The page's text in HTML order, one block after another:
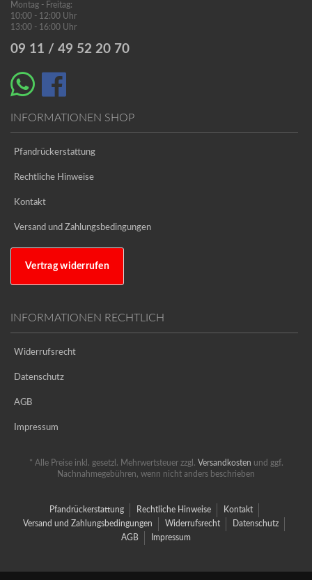
Montag - Freitag:
10:00 - 12:00 Uhr
13:00 - 16:00 Uhr
09 11 / 49 52 20 70
INFORMATIONEN SHOP
Pfandrückerstattung
Rechtliche Hinweise
Kontakt
Versand und Zahlungsbedingungen
Vertrag widerrufen
INFORMATIONEN RECHTLICH
Widerrufsrecht
Datenschutz
AGB
Impressum
* Alle Preise inkl. gesetzl. Mehrwertsteuer zzgl. Versandkosten und ggf.
Nachnahmegebühren, wenn nicht anders beschrieben
Pfandrückerstattung Rechtliche Hinweise
Kontakt
Versand und Zahlungsbedingungen
Widerrufsrecht
Datenschutz
AGB
Impressum